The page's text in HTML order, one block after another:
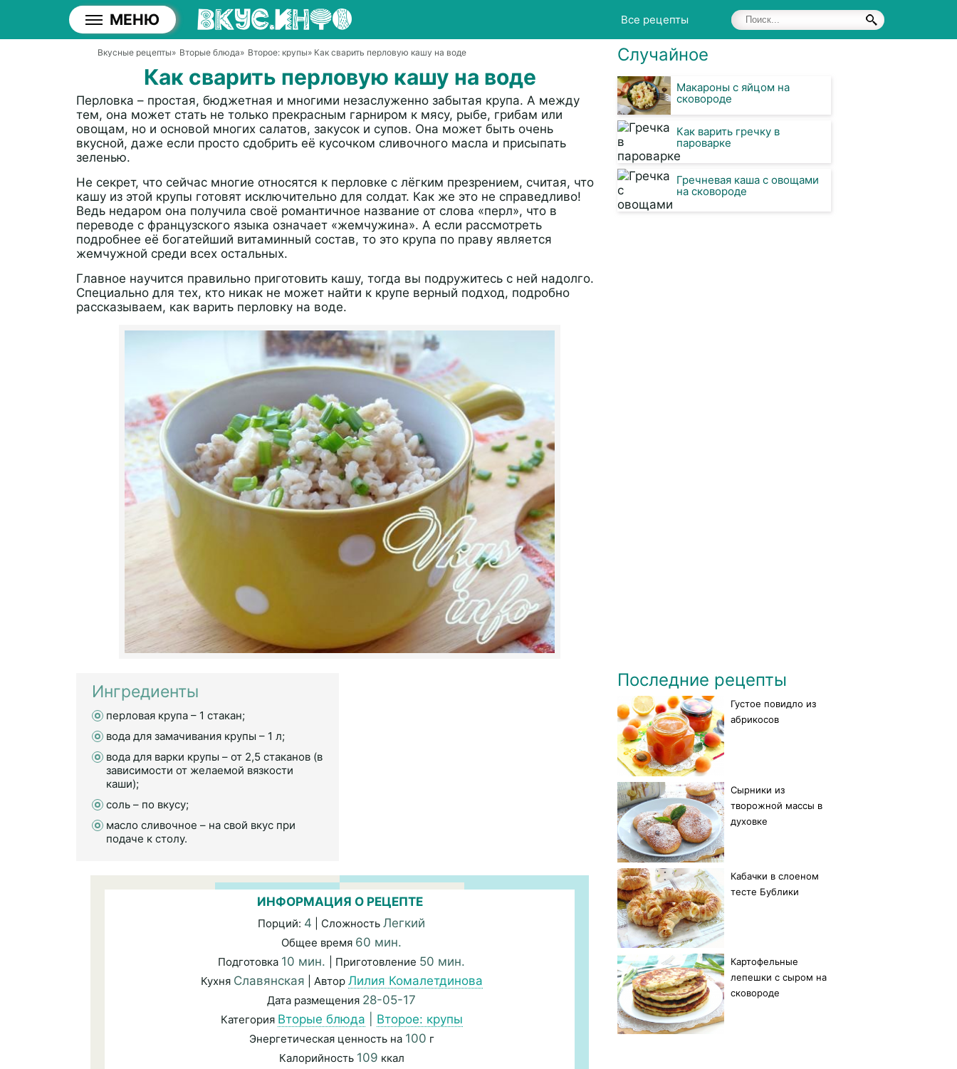
МЕНЮ Все рецепты
Вкусные рецепты» Вторые блюда» Второе: крупы» Как сварить перловую кашу на воде
Как сварить перловую кашу на воде
Перловка – простая, бюджетная и многими незаслуженно забытая крупа. А между
тем, она может стать не только прекрасным гарниром к мясу, рыбе, грибам или
овощам, но и основой многих салатов, закусок и супов. Она может быть очень
вкусной, даже если просто сдобрить её кусочком сливочного масла и присыпать
зеленью.
Не секрет, что сейчас многие относятся к перловке с лёгким презрением, считая, что
кашу из этой крупы готовят исключительно для солдат. Как же это не справедливо!
Ведь недаром она получила своё романтичное название от слова «перл», что в
переводе с французского языка означает «жемчужина». А если рассмотреть
подробнее её богатейший витаминный состав, то это крупа по праву является
жемчужной среди всех остальных.
Главное научится правильно приготовить кашу, тогда вы подружитесь с ней надолго.
Специально для тех, кто никак не может найти к крупе верный подход, подробно
рассказываем, как варить перловку на воде.
Ингредиенты
перловая крупа – 1 стакан;
вода для замачивания крупы – 1 л;
вода для варки крупы – от 2,5 стаканов (в
зависимости от желаемой вязкости
каши);
соль – по вкусу;
масло сливочное – на свой вкус при
подаче к столу.
ИНФОРМАЦИЯ О РЕЦЕПТЕ
Порций: 4 | Сложность Легкий
Общее время 60 мин.
Подготовка 10 мин. | Приготовление 50 мин.
Кухня Славянская | Автор Лилия Комалетдинова
Дата размещения 28-05-17
Категория Вторые блюда Второе: крупы
Энергетическая ценность на 100 г
Калорийность 109 ккал
Случайное
Макароны с яйцом на
сковороде
Как варить гречку в
пароварке
Гречневая каша с овощами
на сковороде
Последние рецепты
Густое повидло из
абрикосов
Сырники из
творожной массы в
духовке
Кабачки в слоеном
тесте Бублики
Картофельные
лепешки с сыром на
сковороде